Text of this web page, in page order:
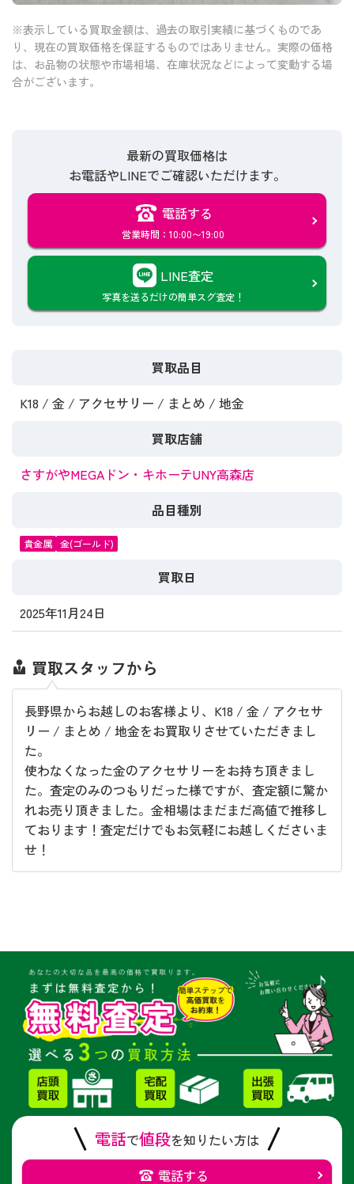
※表示している買取金額は、過去の取引実績に基づくものであ
り、現在の買取価格を保証するものではありません。実際の価格
は、お品物の状態や市場相場、在庫状況などによって変動する場
合がございます。
最新の買取価格は
お電話やLINEでご確認いただけます。
電話する
営業時間：10:00〜19:00
LINE査定
写真を送るだけの簡単スグ査定！
買取品目
K18 / 金 / アクセサリー / まとめ / 地金
買取店舗
さすがやMEGAドン・キホーテUNY高森店
品目種別
貴金属 金(ゴールド)
買取日
2025年11月24日
買取スタッフから
長野県からお越しのお客様より、K18 / 金 / アクセサ
リー / まとめ / 地金をお買取りさせていただきまし
た。
使わなくなった金のアクセサリーをお持ち頂きまし
た。査定のみのつもりだった様ですが、査定額に驚か
れお売り頂きました。金相場はまだまだ高値で推移し
ております！査定だけでもお気軽にお越しくださいま
せ！
電話で値段を知りたい方は
電話する